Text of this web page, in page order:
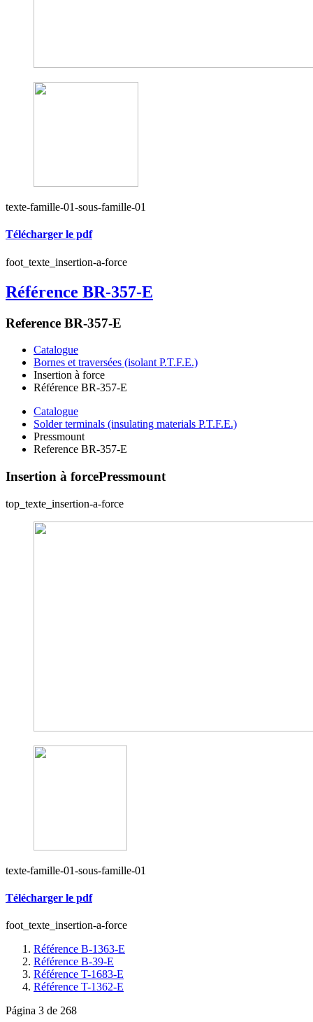
texte-famille-01-sous-famille-01
Télécharger le pdf
foot_texte_insertion-a-force
Référence BR-357-E
Reference BR-357-E
Catalogue
Bornes et traversées (isolant P.T.F.E.)
Insertion à force
Référence BR-357-E
Catalogue
Solder terminals (insulating materials P.T.F.E.)
Pressmount
Reference BR-357-E
Insertion à forcePressmount
top_texte_insertion-a-force
texte-famille-01-sous-famille-01
Télécharger le pdf
foot_texte_insertion-a-force
Référence B-1363-E
Référence B-39-E
Référence T-1683-E
Référence T-1362-E
Página 3 de 268